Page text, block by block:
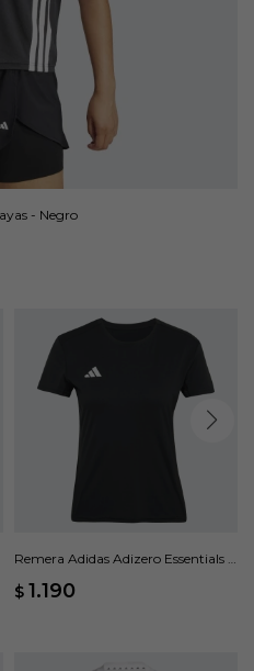
- Negro
Remera Adidas Adizero Essentials -
$ 1.190